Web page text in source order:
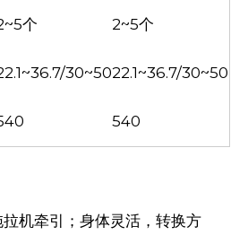
个 2~5个
30~5022.1~36.7/30~50
540
机牵引；身体灵活，转换方